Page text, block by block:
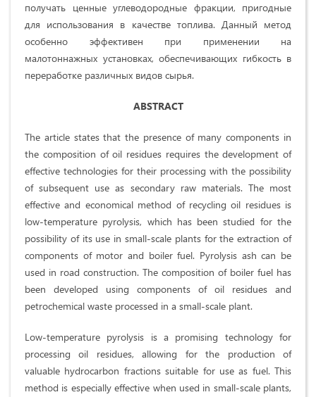
получать ценные углеводородные фракции, пригодные
для использования в качестве топлива. Данный метод
особенно эффективен при применении на
малотоннажных установках, обеспечивающих гибкость в
переработке различных видов сырья.
ABSTRACT
The article states that the presence of many components in
the composition of oil residues requires the development of
effective technologies for their processing with the possibility
of subsequent use as secondary raw materials. The most
effective and economical method of recycling oil residues is
low-temperature pyrolysis, which has been studied for the
possibility of its use in small-scale plants for the extraction of
components of motor and boiler fuel. Pyrolysis ash can be
used in road construction. The composition of boiler fuel has
been developed using components of oil residues and
petrochemical waste processed in a small-scale plant.
Low-temperature pyrolysis is a promising technology for
processing oil residues, allowing for the production of
valuable hydrocarbon fractions suitable for use as fuel. This
method is especially effective when used in small-scale plants,